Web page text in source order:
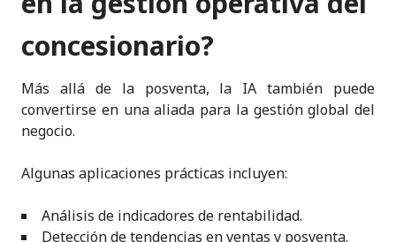
concesionario?
Más allá de la posventa, la IA también puede
convertirse en una aliada para la gestión global del
negocio.
Algunas aplicaciones prácticas incluyen:
Análisis de indicadores de rentabilidad.
Detección de tendencias en ventas y posventa.